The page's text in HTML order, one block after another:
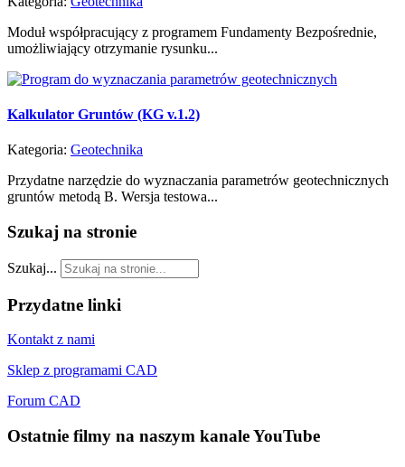
Moduł współpracujący z programem Fundamenty Bezpośrednie,
umożliwiający otrzymanie rysunku...
Kalkulator Gruntów (KG v.1.2)
Kategoria: Geotechnika
Przydatne narzędzie do wyznaczania parametrów geotechnicznych
gruntów metodą B. Wersja testowa...
Szukaj na stronie
Szukaj...
Przydatne linki
Kontakt z nami
Sklep z programami CAD
Forum CAD
Ostatnie filmy na naszym kanale YouTube